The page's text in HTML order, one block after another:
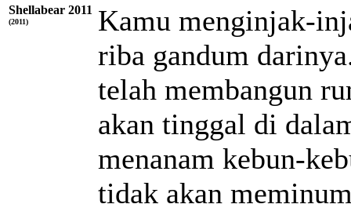
Shellabear 2011
(2011)
Kamu menginjak-
riba gandum
telah membangun
akan tinggal di
menanam kebun-
tidak akan